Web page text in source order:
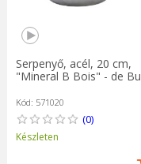
Serpenyő, acél, 20 cm,
"Mineral B Bois" - de
Kód: 571020
(0)
Készleten